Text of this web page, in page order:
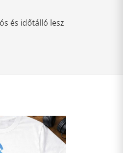
és időtálló lesz